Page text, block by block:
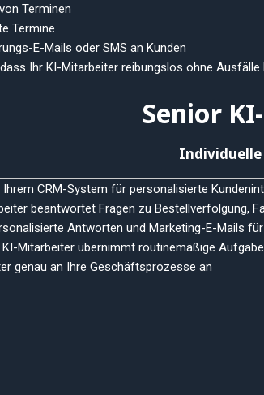
Terminen
Termine
E-Mails oder SMS an Kunden
Ihr KI-Mitarbeiter reibungslos ohne
Senior
Individuelle
CRM-System für personalisierte
beantwortet Fragen zu Bestellverfolgung,
Antworten und Marketing-E-Mails
KI-Mitarbeiter übernimmt routinemäßige
genau an Ihre Geschäftsprozesse an